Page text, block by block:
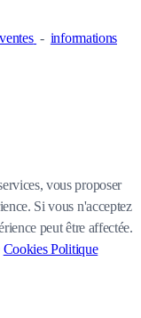
- informations
vous proposer
Si vous n'acceptez
peut être affectée.
Cookies Politique